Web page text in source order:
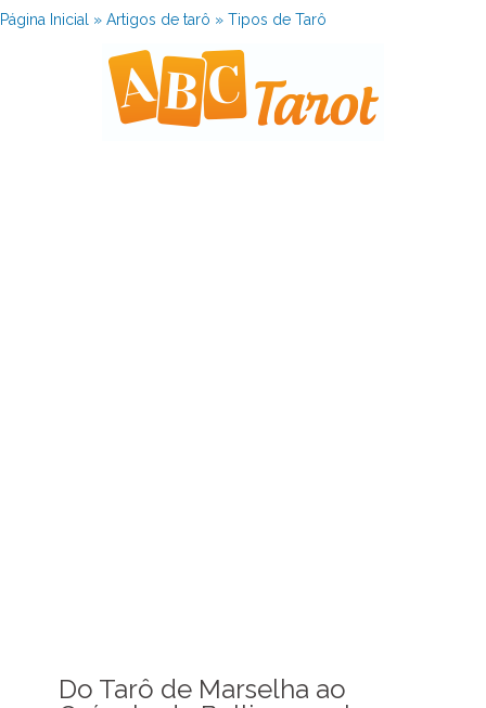
Página Inicial » Artigos de tarô » Tipos de Tarô
Do Tarô de Marselha ao